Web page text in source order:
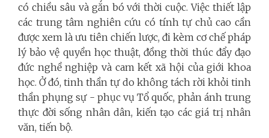
có chiều sâu và gắn bó với thời cuộc. Việc thiết lập
các trung tâm nghiên cứu có tính tự chủ cao cần
được xem là ưu tiên chiến lược, đi kèm cơ chế pháp
lý bảo vệ quyền học thuật, đồng thời thúc đẩy đạo
đức nghề nghiệp và cam kết xã hội của giới khoa
học. Ở đó, tinh thần tự do không tách rời khỏi tinh
thần phụng sự - phục vụ Tổ quốc, phản ánh trung
thực đời sống nhân dân, kiến tạo các giá trị nhân
văn, tiến bộ.